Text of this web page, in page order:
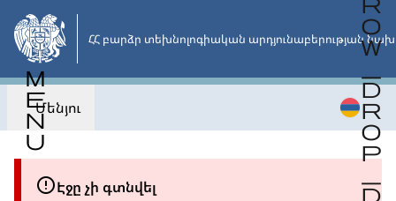
Անցնել
հիմնական
բովանդակությանը
ՀՀ բարձր տեխնոլոգիական արդյունաբերության
Մենյու
Էջը չի գտնվել